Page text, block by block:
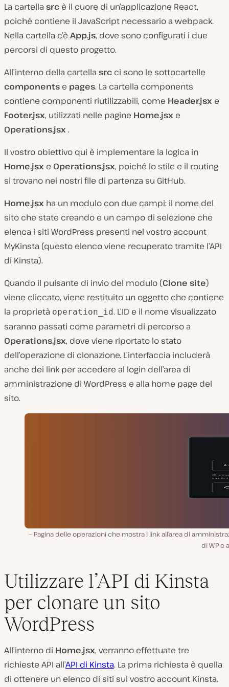
La cartella src è il cuore di un’applicazione React,
poiché contiene il JavaScript necessario a webpack.
Nella cartella c’è App.js, dove sono configurati i due
percorsi di questo progetto.
All’interno della cartella src ci sono le sottocartelle
components e pages. La cartella components
contiene componenti riutilizzabili, come Header.jsx e
Footer.jsx, utilizzati nelle pagine Home.jsx e
Operations.jsx.
Il vostro obiettivo qui è implementare la logica in
Home.jsx e Operations.jsx, poiché lo stile e il routing
si trovano nei nostri file di partenza su GitHub.
Home.jsx ha un modulo con due campi: il nome del
sito che state creando e un campo di selezione che
elenca i siti WordPress presenti nel vostro account
MyKinsta (questo elenco viene recuperato tramite l’API
di Kinsta).
Quando il pulsante di invio del modulo (Clone site)
viene cliccato, viene restituito un oggetto che contiene
la proprietà operation_id. L’ID e il nome visualizzato
saranno passati come parametri di percorso a
Operations.jsx, dove viene riportato lo stato
dell’operazione di clonazione. L’interfaccia includerà
anche dei link per accedere al login dell’area di
amministrazione di WordPress e alla home page del
sito.
Pagina delle operazioni che mostra i link all’area di
di WP e
Utilizzare l’API di Kinsta
per clonare un sito
WordPress
All’interno di Home.jsx, verranno effettuate tre
richieste API all’API di Kinsta. La prima richiesta è quella
di ottenere un elenco di siti sul vostro account Kinsta.